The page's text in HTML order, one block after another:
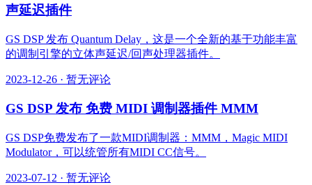
声延迟插件
GS DSP 发布 Quantum Delay，这是一个全新的基于功能丰富
的调制引擎的立体声延迟/回声处理器插件。
2023-12-26 · 暂无评论
GS DSP 发布 免费 MIDI 调制器插件 MMM
GS DSP免费发布了一款MIDI调制器：MMM，Magic MIDI
Modulator，可以统管所有MIDI CC信号。
2023-07-12 · 暂无评论